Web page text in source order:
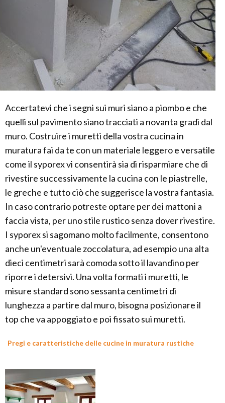
Accertatevi che i segni sui muri siano a piombo e che
quelli sul pavimento siano tracciati a novanta gradi dal
muro. Costruire i muretti della vostra cucina in
muratura fai da te con un materiale leggero e versatile
come il syporex vi consentirà sia di risparmiare che di
rivestire successivamente la cucina con le piastrelle,
le greche e tutto ciò che suggerisce la vostra fantasia.
In caso contrario potreste optare per dei mattoni a
faccia vista, per uno stile rustico senza dover rivestire.
I syporex si sagomano molto facilmente, consentono
anche un'eventuale zoccolatura, ad esempio una alta
dieci centimetri sarà comoda sotto il lavandino per
riporre i detersivi. Una volta formati i muretti, le
misure standard sono sessanta centimetri di
lunghezza a partire dal muro, bisogna posizionare il
top che va appoggiato e poi fissato sui muretti.
Pregi e caratteristiche delle cucine in muratura rustiche